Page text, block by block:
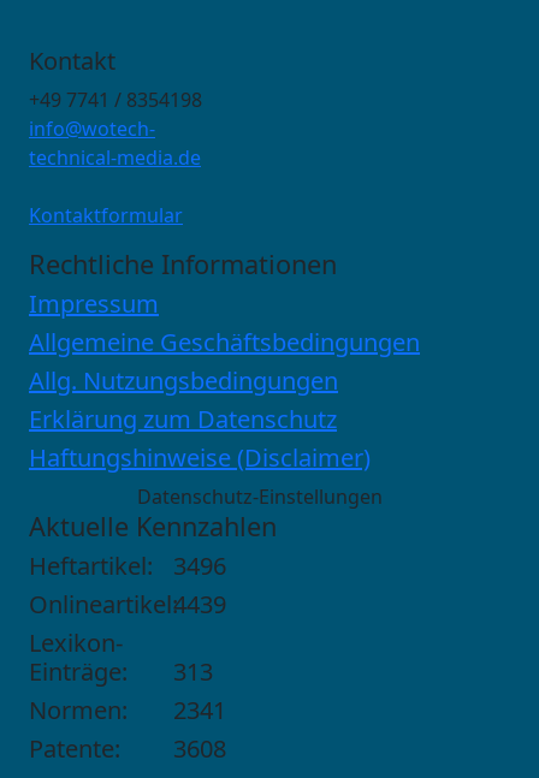
Kontakt
+49 7741 / 8354198
info@wotech-
technical-media.de
Kontaktformular
Rechtliche Informationen
Impressum
Allgemeine Geschäftsbedingungen
Allg. Nutzungsbedingungen
Erklärung zum Datenschutz
Haftungshinweise (Disclaimer)
Datenschutz-Einstellungen
Aktuelle Kennzahlen
Heftartikel:
3496
Onlineartikel:4439
Lexikon-
Einträge:
313
Normen:
2341
Patente:
3608